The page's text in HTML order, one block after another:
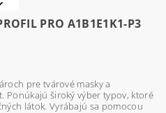
PRO A1B1E1K1-P3
pre tvárové masky a
Ponúkajú široký výber typov, ktoré
látok. Vyrábajú sa pomocou